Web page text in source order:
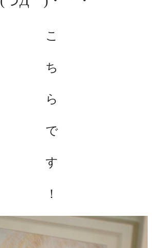
こ
ち
ら
で
す
！